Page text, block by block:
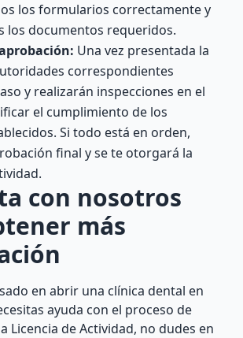
los formularios correctamente y
los documentos requeridos.
Una vez presentada la
correspondientes
y realizarán inspecciones en el
el cumplimiento de los
Si todo está en orden,
final y se te otorgará la
con nosotros
más
en abrir una clínica dental en
ayuda con el proceso de
Licencia de Actividad, no dudes en